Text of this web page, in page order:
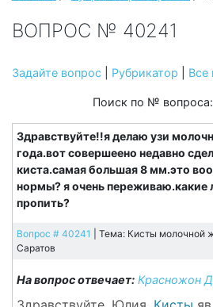
ВОПРОС № 40241
Задайте вопрос Рубрикатор Все
Поиск по № вопроса:
Здравствуйте!!я делаю узи
года.вот совершеено недавно
киста.самая большая 8 мм.это
нормы? я очень переживаю.какие
пропить?
Вопрос # 40241
| Тема: Кисты молочной
Саратов
На вопрос отвечает: Красножон